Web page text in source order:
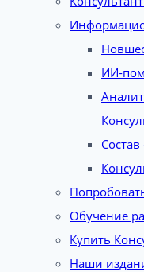
ИИ-
Обучение
Купить
Наши